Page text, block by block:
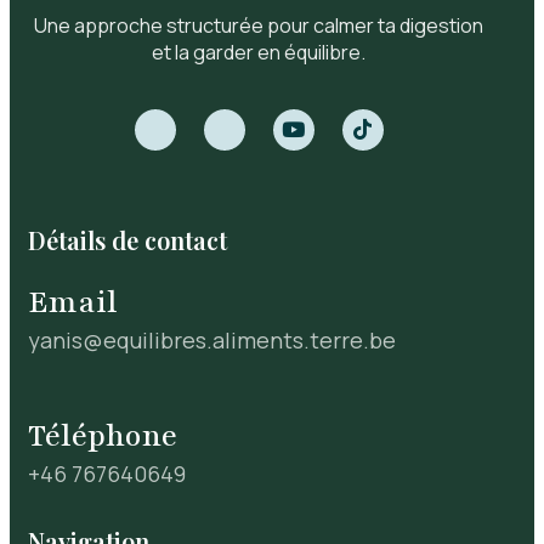
Une approche structurée pour calmer ta digestion
et la garder en équilibre.
Détails de contact
Email
yanis@equilibres.aliments.terre.be
Téléphone
+46 767640649